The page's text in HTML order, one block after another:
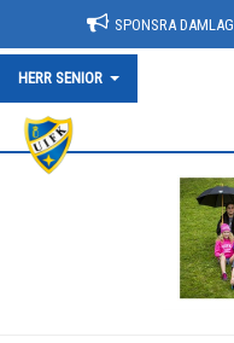
SPONSRA
HERR SENIOR
NYHETER